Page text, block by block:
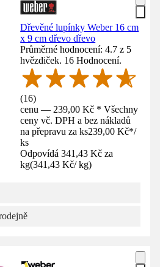
Dřevěné lupínky Weber 16 cm
x 9 cm dřevo dřevo
Průměrné hodnocení: 4.7 z 5
hvězdiček. 16 Hodnocení.
(16)
cenu — 239,00 Kč * Všechny
ceny vč. DPH a bez nákladů
na přepravu za ks239,00 Kč*/
ks
Odpovídá 341,43 Kč za
kg(341,43 Kč/ kg)